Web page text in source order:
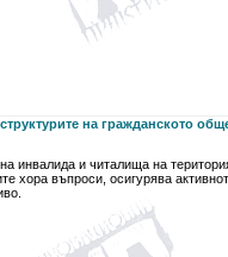
на гражданското
инвалида и читалища на
хора въпроси, осигурява